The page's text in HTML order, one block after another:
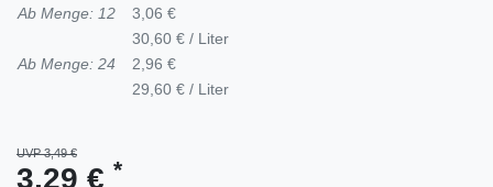
Ab Menge: 12
3,06 €
30,60 € / Liter
Ab Menge: 24
2,96 €
29,60 € / Liter
UVP 3,49 €
3,29 € *